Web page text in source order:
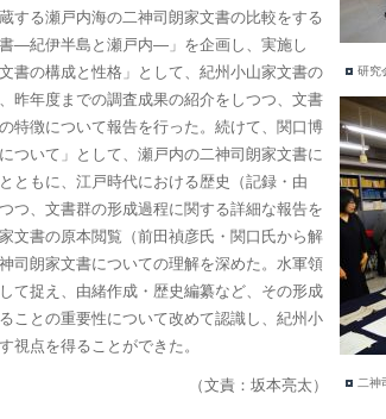
研究
二神
する瀬戸内海の二神司朗家文書の比較をする
—紀伊半島と瀬戸内—」を企画し、実施し
書の構成と性格」として、紀州小山家文書の
昨年度までの調査成果の紹介をしつつ、文書
特徴について報告を行った。続けて、関口博
ついて」として、瀬戸内の二神司朗家文書に
ともに、江戸時代における歴史（記録・由
つ、文書群の形成過程に関する詳細な報告を
文書の原本閲覧（前田禎彦氏・関口氏から解
司朗家文書についての理解を深めた。水軍領
て捉え、由緒作成・歴史編纂など、その形成
ことの重要性について改めて認識し、紀州小
視点を得ることができた。
（文責：坂本亮太）